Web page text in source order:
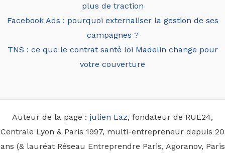
plus de traction
Facebook Ads : pourquoi externaliser la gestion de ses
campagnes ?
TNS : ce que le contrat santé loi Madelin change pour
votre couverture
Auteur de la page : julien Laz, fondateur de RUE24,
Centrale Lyon & Paris 1997, multi-entrepreneur depuis 20
ans (& lauréat Réseau Entreprendre Paris, Agoranov, Paris